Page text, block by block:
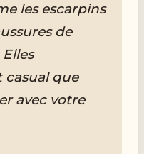
les escarpins
de
casual que
avec votre